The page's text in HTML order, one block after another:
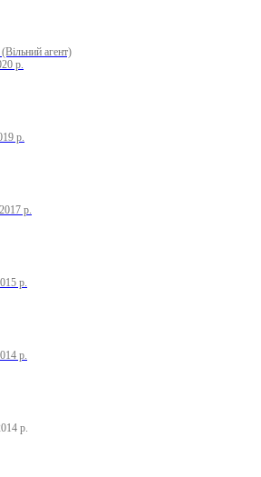
(Вільний агент)
р.
р.
р.
р.
р.
р.